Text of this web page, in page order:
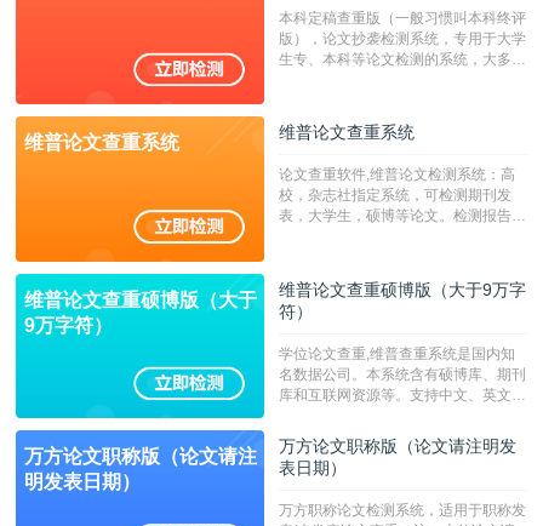
字符数30万）
本科定稿查重版（一般习惯叫本科终评
版），论文抄袭检测系统，专用于大学
生专、本科等论文检测的系统，大多数
维普论文查重系统 维普论文查重系统
论文查重软件,维普论文检测系统：高
校，杂志社指定系统，可检测期刊发
表，大学生，硕博等论文。检测报告支
维普论文查重硕博版（大于
9万字符）
维普论文查重硕博版（大于9万字
符）
学位论文查重,维普查重系统是国内知
名数据公司。本系统含有硕博库、期刊
库和互联网资源等。支持中文、英文、
定院校！！！
万方论文职称版（论文请注
明发表日期）
万方论文职称版（论文请注明发
表日期）
万方职称论文检测系统，适用于职称发